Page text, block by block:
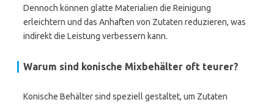
Dennoch können glatte Materialien die Reinigung
erleichtern und das Anhaften von Zutaten reduzieren, was
indirekt die Leistung verbessern kann.
Warum sind konische Mixbehälter oft teurer?
Konische Behälter sind speziell gestaltet, um Zutaten